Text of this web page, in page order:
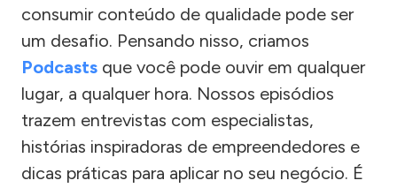
consumir conteúdo de qualidade pode ser
um desafio. Pensando nisso, criamos
Podcasts que você pode ouvir em qualquer
lugar, a qualquer hora. Nossos episódios
trazem entrevistas com especialistas,
histórias inspiradoras de empreendedores e
dicas práticas para aplicar no seu negócio. É